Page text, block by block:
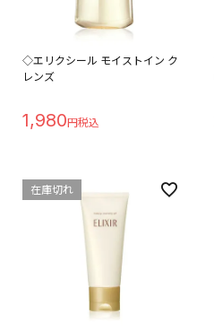
◇エリクシール モイストイン ク
レンズ
1,980
在庫切れ